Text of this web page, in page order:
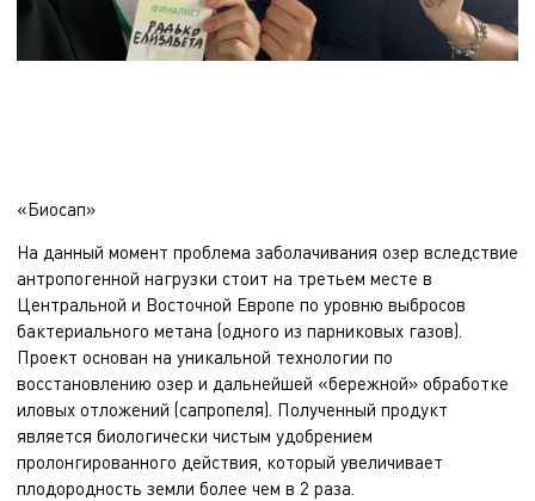
«Биосап»
На данный момент проблема заболачивания озер вследствие
антропогенной нагрузки стоит на третьем месте в
Центральной и Восточной Европе по уровню выбросов
бактериального метана (одного из парниковых газов).
Проект основан на уникальной технологии по
восстановлению озер и дальнейшей «бережной» обработке
иловых отложений (сапропеля). Полученный продукт
является биологически чистым удобрением
пролонгированного действия, который увеличивает
плодородность земли более чем в 2 раза.